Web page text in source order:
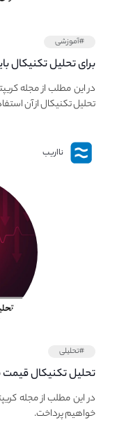
#آموزشی
اولیه تحلیل تکنیکال
در این مطلب از مجله
تحلیل تکنیکال از آن
نااریب
#تحلیلی
تحلیل تکنیکال قیمت بیت
در این مطلب از مجله
خواهیم پرداخت.